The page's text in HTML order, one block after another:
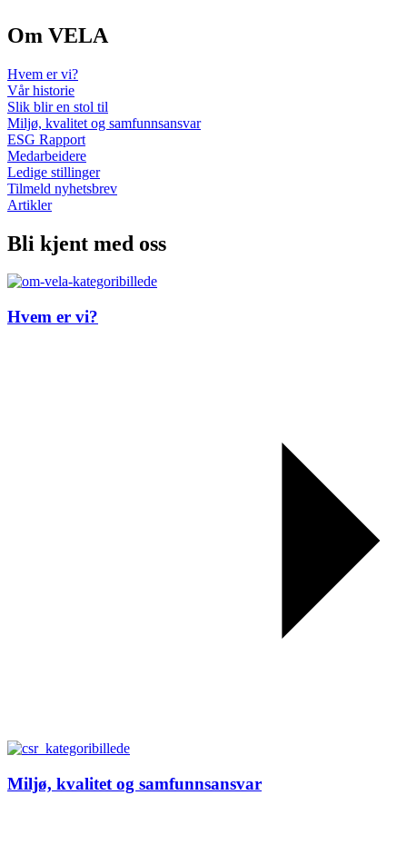
Om VELA
Hvem er vi?
Vår historie
Slik blir en stol til
Miljø, kvalitet og samfunnsansvar
ESG Rapport
Medarbeidere
Ledige stillinger
Tilmeld nyhetsbrev
Artikler
Bli kjent med oss
Hvem er vi?
Miljø, kvalitet og samfunnsansvar